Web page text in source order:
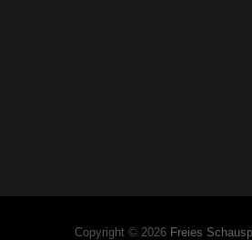
Copyright © 2026 Freies